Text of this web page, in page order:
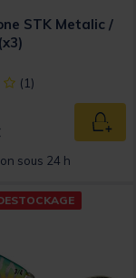
STK Metalic /
out of 5
(1)
sous 24 h